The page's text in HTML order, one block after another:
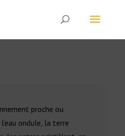
proche ou
ondule, la terre